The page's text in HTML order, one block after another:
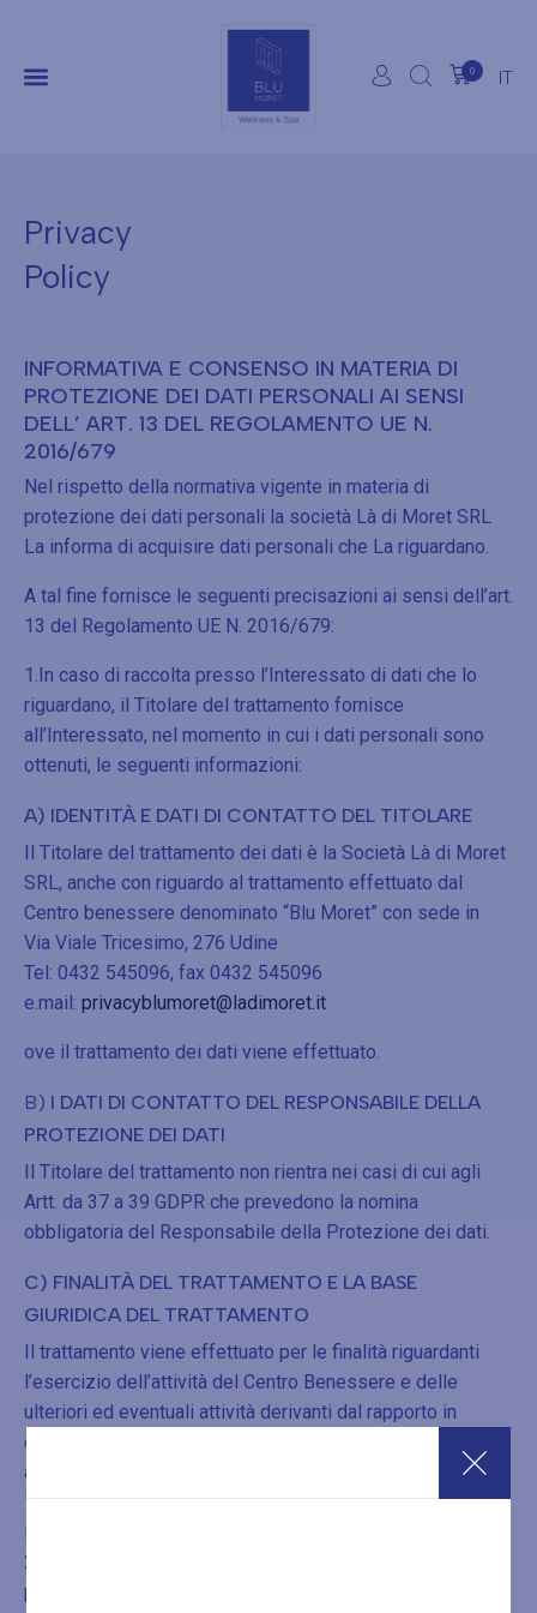
0 IT
Privacy
Policy
INFORMATIVA E CONSENSO IN MATERIA DI
PROTEZIONE DEI DATI PERSONALI AI SENSI
DELL’ ART. 13 DEL REGOLAMENTO UE N.
2016/679
Nel rispetto della normativa vigente in materia di
protezione dei dati personali la società Là di Moret SRL
La informa di acquisire dati personali che La riguardano.
A tal fine fornisce le seguenti precisazioni ai sensi dell’art.
13 del Regolamento UE N. 2016/679:
1.In caso di raccolta presso l’Interessato di dati che lo
riguardano, il Titolare del trattamento fornisce
all’Interessato, nel momento in cui i dati personali sono
ottenuti, le seguenti informazioni:
A) IDENTITÀ E DATI DI CONTATTO DEL TITOLARE
Il Titolare del trattamento dei dati è la Società Là di Moret
SRL, anche con riguardo al trattamento effettuato dal
Centro benessere denominato “Blu Moret” con sede in
Via Viale Tricesimo, 276 Udine
Tel: 0432 545096, fax 0432 545096
e.mail: privacyblumoret@ladimoret.it
ove il trattamento dei dati viene effettuato.
B) I DATI DI CONTATTO DEL RESPONSABILE DELLA
PROTEZIONE DEI DATI
Il Titolare del trattamento non rientra nei casi di cui agli
Artt. da 37 a 39 GDPR che prevedono la nomina
obbligatoria del Responsabile della Protezione dei dati.
C) FINALITÀ DEL TRATTAMENTO E LA BASE
GIURIDICA DEL TRATTAMENTO
Il trattamento viene effettuato per le finalità riguardanti
l’esercizio dell’attività del Centro Benessere e delle
ulteriori ed eventuali attività derivanti dal rapporto in
essere. In particolare, i trattamenti effettuati sono relativi
alle seguenti finalità:
1) adempimento degli obblighi di fornitura dei servizi
inerenti al Centro Wellness ed al Centro Estetico;
2) riscontro alla Sua richiesta di informazioni relativa ai
prodotti / servizi offerti dal Centro;